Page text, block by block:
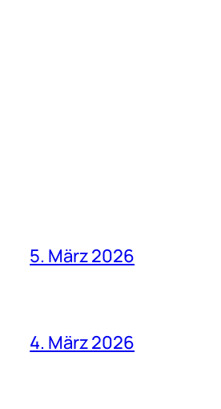
5. März 2026
4. März 2026